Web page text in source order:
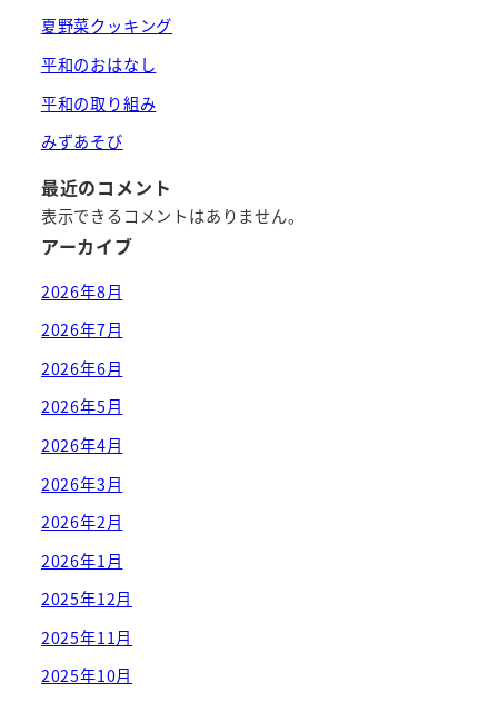
夏野菜クッキング
平和のおはなし
平和の取り組み
みずあそび
最近のコメント
表示できるコメントはありません。
アーカイブ
2026年8月
2026年7月
2026年6月
2026年5月
2026年4月
2026年3月
2026年2月
2026年1月
2025年12月
2025年11月
2025年10月